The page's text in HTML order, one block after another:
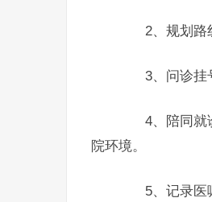
2、规划路线
3、问诊挂号
4、陪同就诊
院环境。
5、记录医嘱